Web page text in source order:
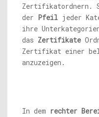
Zertifikatordnern.
der Pfeil jeder
ihre
das Zertifikate
Zertifikat einer
anzuzeigen.
In dem rechter